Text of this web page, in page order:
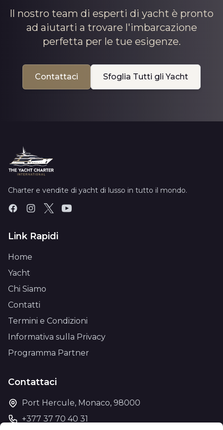
Il nostro team di esperti di yacht è pronto
ad aiutarti a trovare l'imbarcazione
perfetta per le tue esigenze.
Contattaci Sfoglia Tutti gli Yacht
Charter e vendite di yacht di lusso in tutto il mondo.
Link Rapidi
Home
Yacht
Chi Siamo
Contatti
Termini e Condizioni
Informativa sulla Privacy
Programma Partner
Contattaci
Port Hercule, Monaco, 98000
+377 37 70 40 31